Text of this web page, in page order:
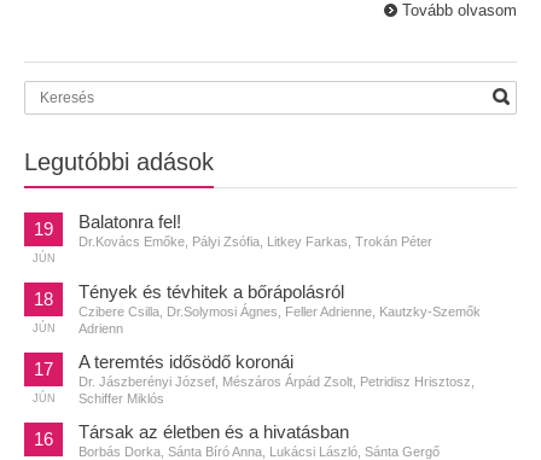
Tovább olvasom
Legutóbbi adások
19
JÚN
Balatonra fel!
Dr.Kovács Emőke, Pályi Zsófia, Litkey Farkas, Trokán Péter
18
JÚN
Tények és tévhitek a bőrápolásról
Czibere Csilla, Dr.Solymosi Ágnes, Feller Adrienne, Kautzky-Szemők
Adrienn
17
JÚN
A teremtés idősödő koronái
Dr. Jászberényi József, Mészáros Árpád Zsolt, Petridisz Hrisztosz,
Schiffer Miklós
16 Társak az életben és a hivatásban
Borbás Dorka, Sánta Bíró Anna, Lukácsi László, Sánta Gergő